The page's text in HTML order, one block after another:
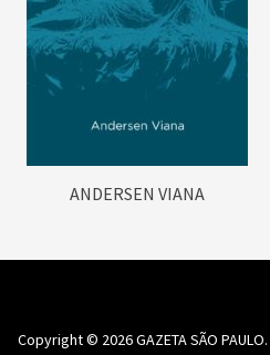
ANDERSEN VIANA
Copyright © 2026GAZETA SÃO PAULO.